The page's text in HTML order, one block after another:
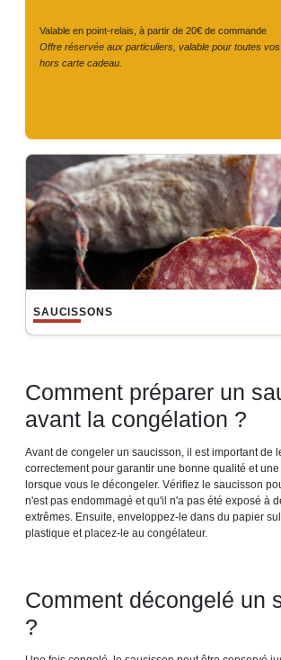
Valable en point-relais, à partir de 20€ de commande
Offre réservée aux particuliers, valable pour toutes
hors carte cadeau.
SAUCISSONS
Comment préparer un
avant la congélation ?
Avant de congeler un saucisson, il est important de
correctement pour garantir une bonne qualité et
lorsque vous le décongeler. Vérifiez le saucisson
n'est pas endommagé et qu'il n'a pas été exposé à
extrêmes. Ensuite, enveloppez-le dans du papier
plastique et placez-le au congélateur.
Comment décongelé un
?